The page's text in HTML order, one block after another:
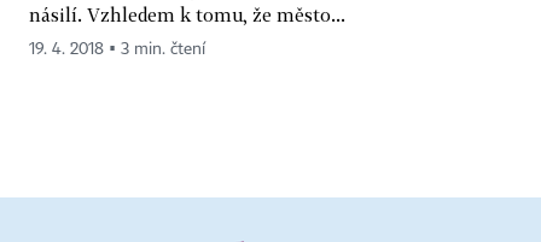
násilí. Vzhledem k tomu, že město...
19. 4. 2018 ▪ 3 min. čtení